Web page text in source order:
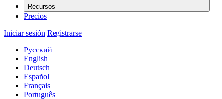
Recursos
Precios
Iniciar sesión Registrarse
Русский
English
Deutsch
Español
Français
Português